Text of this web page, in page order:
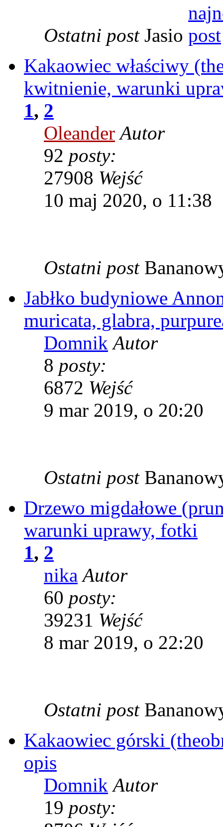
Ostatni post Jasio
Kakaowiec właściwy
kwitnienie, warunki
1, 2
Oleander Autor
92 posty:
27908 Wejść
10 maj 2020, o 11:38
Ostatni post
Jabłko budyniowe
muricata, glabra,
Domnik Autor
8 posty:
6872 Wejść
9 mar 2019, o 20:20
Ostatni post
Drzewo migdałowe
warunki uprawy, fotki
1, 2
nika Autor
60 posty:
39231 Wejść
8 mar 2019, o 22:20
Ostatni post
Kakaowiec górski
opis
Domnik Autor
19 posty: